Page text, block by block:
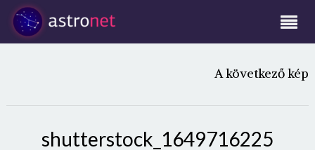
A következő kép
shutterstock_1649716225